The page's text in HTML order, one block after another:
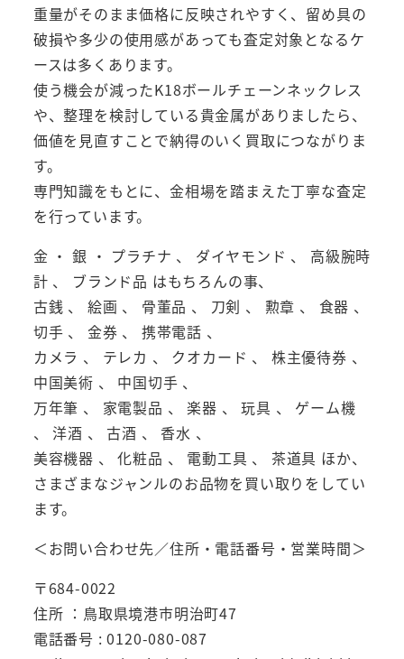
重量がそのまま価格に反映されやすく、留め具の
破損や多少の使用感があっても査定対象となるケ
ースは多くあります。
使う機会が減ったK18ボールチェーンネックレス
や、整理を検討している貴金属がありましたら、
価値を見直すことで納得のいく買取につながりま
す。
専門知識をもとに、金相場を踏まえた丁寧な査定
を行っています。
金 ・ 銀 ・ プラチナ 、 ダイヤモンド 、 高級腕時
計 、 ブランド品 はもちろんの事、
古銭 、 絵画 、 骨董品 、 刀剣 、 勲章 、 食器 、
切手 、 金券 、 携帯電話 、
カメラ 、 テレカ 、 クオカード 、 株主優待券 、
中国美術 、 中国切手 、
万年筆 、 家電製品 、 楽器 、 玩具 、 ゲーム機
、 洋酒 、 古酒 、 香水 、
美容機器 、 化粧品 、 電動工具 、 茶道具 ほか、
さまざまなジャンルのお品物を買い取りをしてい
ます。
＜お問い合わせ先／住所・電話番号・営業時間＞
〒684-0022
住所 ：鳥取県境港市明治町47
電話番号 : 0120-080-087